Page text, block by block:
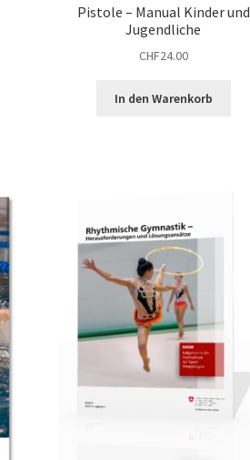
Pistole – Manual Kinder und
Jugendliche
CHF24.00
In den Warenkorb